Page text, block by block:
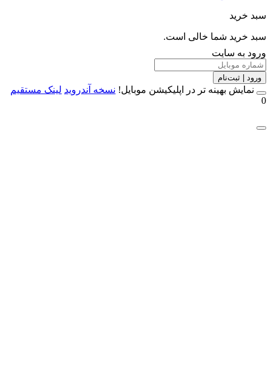
خرید شما خالی است.
به سایت
| ثبت‌نام
بهینه تر در اپلیکیشن موبایل!نسخه آندروید لینک مستقیم